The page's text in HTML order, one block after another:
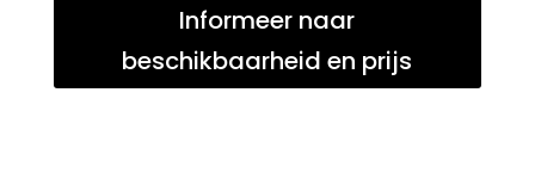
Informeer naar
beschikbaarheid en prijs